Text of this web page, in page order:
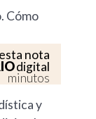
Cómo
nota
digital
minutos
y